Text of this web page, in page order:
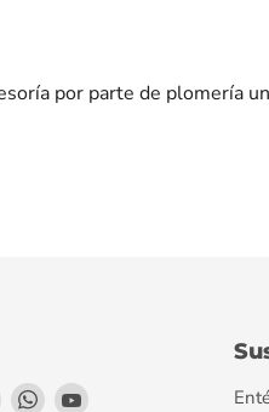
por parte de plomería
Encuéntrenos
Encuéntrenos
Encuéntrenos